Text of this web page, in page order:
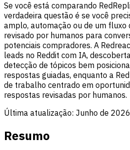
Se você está comparando
verdadeira questão é se você
amplo, automação ou de um
revisado por humanos para
potenciais compradores. A
leads no Reddit com IA,
detecção de tópicos bem
respostas guiadas, enquanto a
de trabalho centrado em
respostas revisadas por humanos.
Última atualização: Junho de 2026
Resumo